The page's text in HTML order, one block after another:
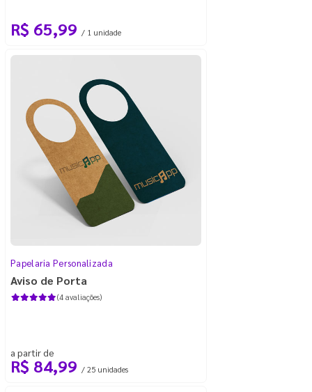
R$ 65,99 / 1 unidade
Papelaria Personalizada
Aviso de Porta
(4 avaliações)
a partir de
R$ 84,99 / 25 unidades